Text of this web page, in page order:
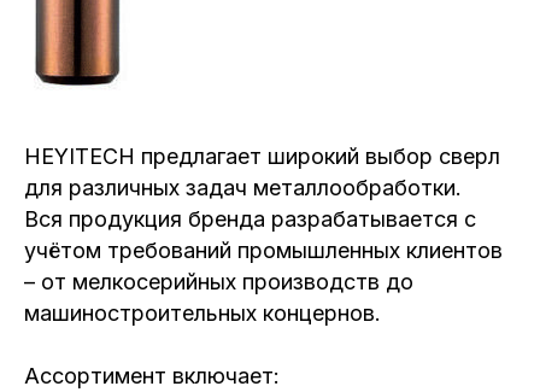
HEYITECH предлагает широкий выбор сверл
для различных задач металлообработки.
Вся продукция бренда разрабатывается с
учётом требований промышленных клиентов
– от мелкосерийных производств до
машиностроительных концернов.
Ассортимент включает: